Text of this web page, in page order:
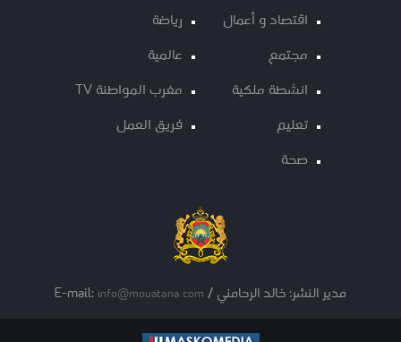
اقتصاد و أعمال
مجتمع
انشطة ملكية
تعليم
صحة
رياضة
عالمية
مغرب المواطنة TV
فريق العمل
مدير النشر: خالد الرحامني / E-mail: info@mouatana.com